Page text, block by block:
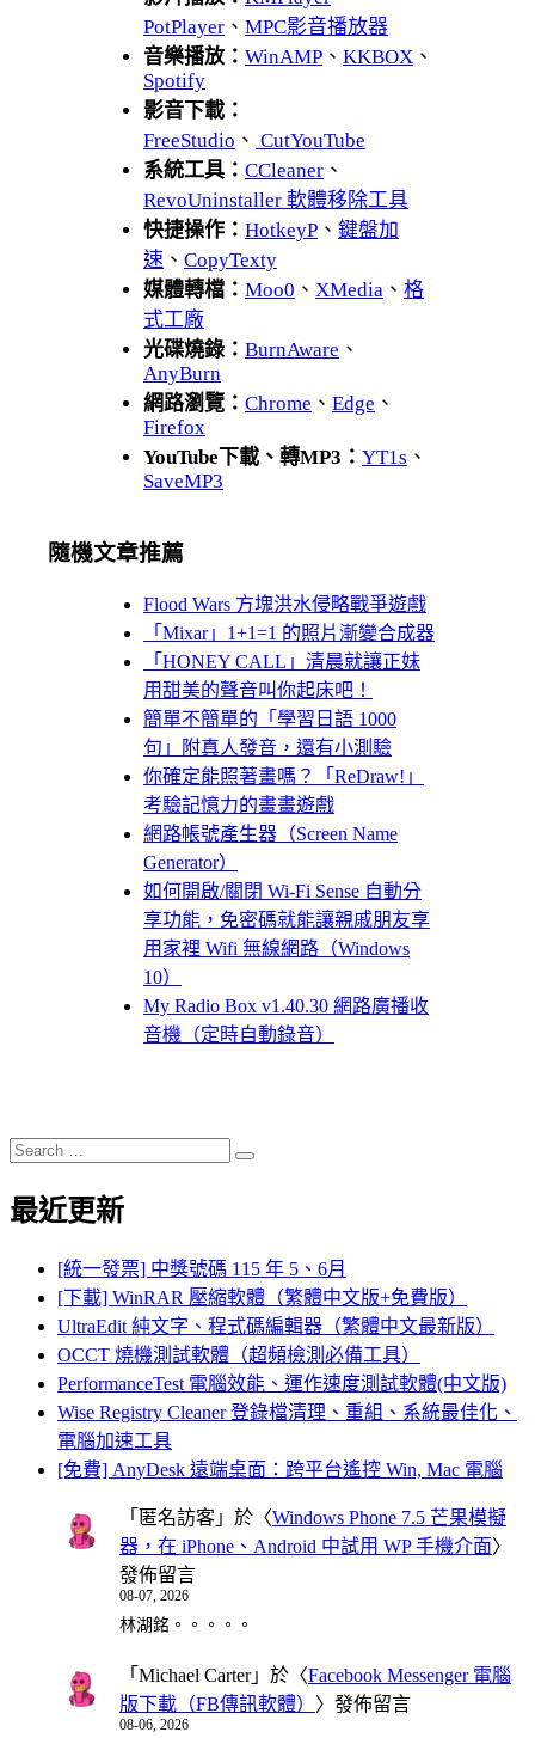
PotPlayer 、 MPC影音播放器
音樂播放： WinAMP 、 KKBOX 、
Spotify
影音下載：
FreeStudio 、 CutYouTube
系統工具： CCleaner 、
RevoUninstaller 軟體移除工具
快捷操作： HotkeyP 、 鍵盤加
速 、 CopyTexty
媒體轉檔： Moo0 、 XMedia 、 格
式工廠
光碟燒錄： BurnAware 、
AnyBurn
網路瀏覽： Chrome 、 Edge 、
Firefox
YouTube下載、轉MP3： YT1s 、
SaveMP3
隨機文章推薦
Flood Wars 方塊洪水侵略戰爭遊戲
「Mixar」1+1=1 的照片漸變合成器
「HONEY CALL」清晨就讓正妹
用甜美的聲音叫你起床吧！
簡單不簡單的「學習日語 1000
句」附真人發音，還有小測驗
你確定能照著畫嗎？「ReDraw!」
考驗記憶力的畫畫遊戲
網路帳號產生器（Screen Name
Generator）
如何開啟/關閉 Wi-Fi Sense 自動分
享功能，免密碼就能讓親戚朋友享
用家裡 Wifi 無線網路（Windows
10）
My Radio Box v1.40.30 網路廣播收
音機（定時自動錄音）
Search
for:
Search
最近更新
[統一發票] 中獎號碼 115 年 5、6月
[下載] WinRAR 壓縮軟體（繁體中文版+免費版）
UltraEdit 純文字、程式碼編輯器（繁體中文最新版）
OCCT 燒機測試軟體（超頻檢測必備工具）
PerformanceTest 電腦效能、運作速度測試軟體(中文版)
Wise Registry Cleaner 登錄檔清理、重組、系統最佳化、
電腦加速工具
[免費] AnyDesk 遠端桌面：跨平台遙控 Win, Mac 電腦
「 匿名訪客 」於〈Windows Phone 7.5 芒果模擬
器，在 iPhone、Android 中試用 WP 手機介面〉
發佈留言
08-07, 2026
林湖銘。。。。。
「 Michael Carter」於〈Facebook Messenger 電腦
版下載（FB傳訊軟體） 〉發佈留言
08-06, 2026